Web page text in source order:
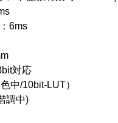
対応
LUT）
中)